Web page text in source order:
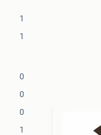
1
1
0
0
0
1